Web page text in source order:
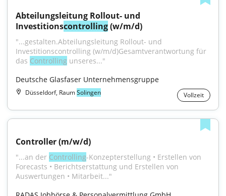
Abteilungsleitung Rollout- und
Investitionscontrolling (w/m/d)
"...gestalten.Abteilungsleitung Rollout- und
Investitionscontrolling (w⁠/⁠m⁠/⁠d)Gesamtverantwortung für
das Controlling unseres..."
Deutsche Glasfaser Unternehmensgruppe
Düsseldorf, RaumSolingen Vollzeit
Controller (m/w/d)
"...an der Controlling-Konzepterstellung • Erstellen von
Forecasts • Berichtserstattung und Erstellen von
Auswertungen • Mitarbeit..."